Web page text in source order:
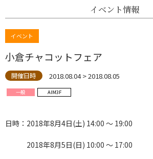
イベント情報
イベント
小倉チャコットフェア
開催日時 2018.08.04 > 2018.08.05
一般 AIM3F
日時：2018年8月4日(土) 14:00 ～ 19:00
2018年8月5日(日) 10:00 ～ 17:00